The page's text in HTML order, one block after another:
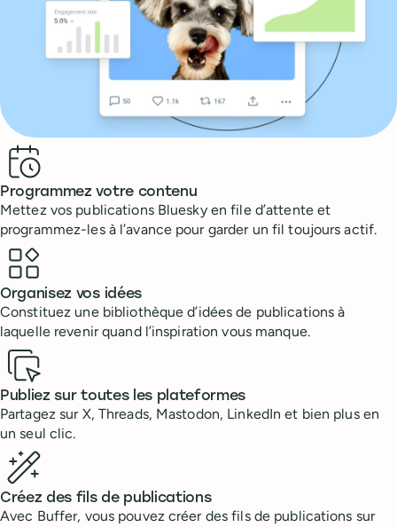
Benefits
Programmez votre contenu
Mettez vos publications Bluesky en file d’attente et
programmez-les à l’avance pour garder un fil toujours actif.
Organisez vos idées
Constituez une bibliothèque d’idées de publications à
laquelle revenir quand l’inspiration vous manque.
Publiez sur toutes les plateformes
Partagez sur X, Threads, Mastodon, LinkedIn et bien plus en
un seul clic.
Créez des fils de publications
Avec Buffer, vous pouvez créer des fils de publications sur